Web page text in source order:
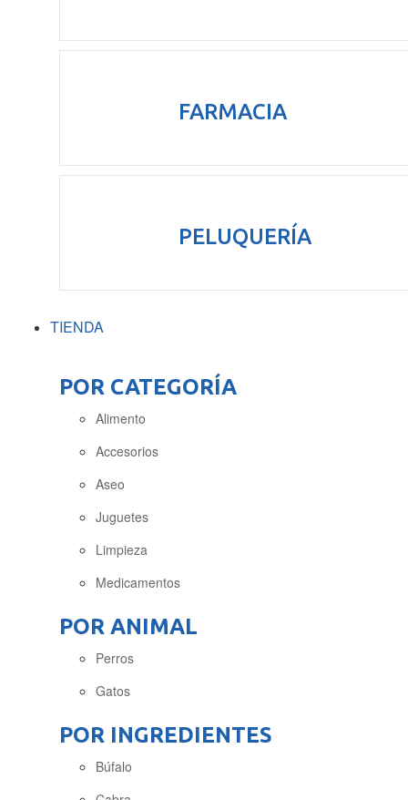
FARMACIA
PELUQUERÍA
TIENDA
POR CATEGORÍA
Alimento
Accesorios
Aseo
Juguetes
Limpieza
Medicamentos
POR ANIMAL
Perros
Gatos
POR INGREDIENTES
Búfalo